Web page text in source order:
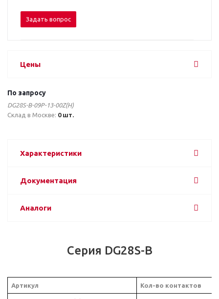
Задать вопрос
Цены
По запросу
DG28S-B-09P-13-00Z(H)
Склад в Москве: 0 шт.
Характеристики
Документация
Аналоги
Серия DG28S-B
Артикул Кол-во контактов